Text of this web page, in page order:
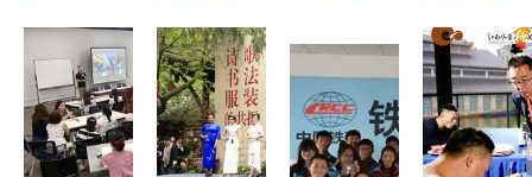
春與奉獻
《十年》主
創與支教志
愿者共話成
新聞中心學
生記者參觀
曇華林藝術
區聚焦當代
的視覺交流
與創意融合
融合譜新篇
——音樂與
舞蹈學院與
海天集團伊